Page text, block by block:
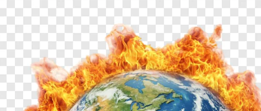
Креативная платформа для создания
ваших лучших работ. Более 1 миллиона
подписчиков среди креаторов,
предприятий, агентств и студий.
Pусский
Продукция
ИИ-помощник
Генератор
изображений ИИ
Генератор видео
ИИ
Генератор голоса
Начать
Пакету ИИ
Служба
поддержки
Условия и